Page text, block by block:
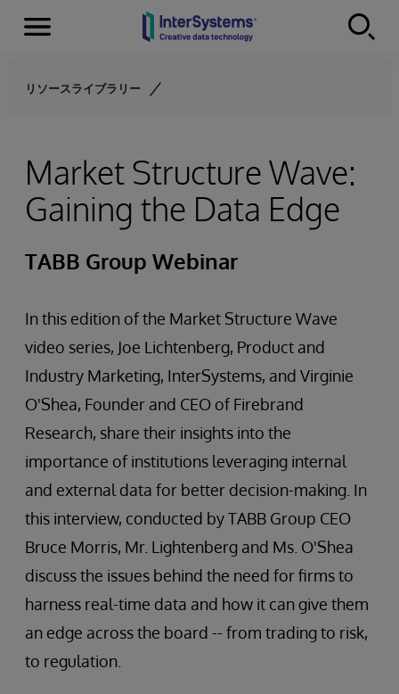
Skip to content
Menu
リソースライブラリー
Market Structure Wave:
Gaining the Data Edge
TABB Group Webinar
In this edition of the Market Structure Wave
video series, Joe Lichtenberg, Product and
Industry Marketing, InterSystems, and Virginie
O'Shea, Founder and CEO of Firebrand
Research, share their insights into the
importance of institutions leveraging internal
and external data for better decision-making. In
this interview, conducted by TABB Group CEO
Bruce Morris, Mr. Lightenberg and Ms. O'Shea
discuss the issues behind the need for firms to
harness real-time data and how it can give them
an edge across the board -- from trading to risk,
to regulation.